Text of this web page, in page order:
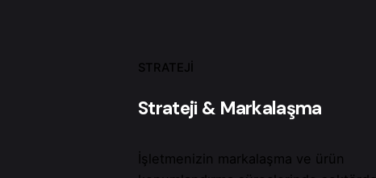
STRATEJI
Strateji & Markalaşma
İşletmenizin markalaşma ve ürün